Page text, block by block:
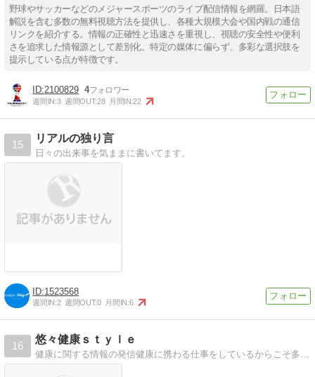
野球やサッカーなどのメジャースポーツのライブ配信情報を網羅。日本語
解説を含む多数の無料視聴方法を提供し、各種大規模大会や国内戦の通信
リンクを紹介する。情報の正確性と迅速さを重視し、視聴の安全性や便利
さを追求した情報源として差別化。特定の媒体に偏らず、多彩な選択肢を
提示している点が特徴です。
2100829 4
週間IN:3 週間OUT:28 月間IN:22
15
リアルの独り言
日々の出来事を気ままに書いてます。
1523568
週間IN:2 週間OUT:0 月間IN:6
16
悠々健康ｓｔｙｌｅ
健康に関する情報の発信健康に携わる仕事をしているからこそ多くの知識を発信し健康の役に立つ